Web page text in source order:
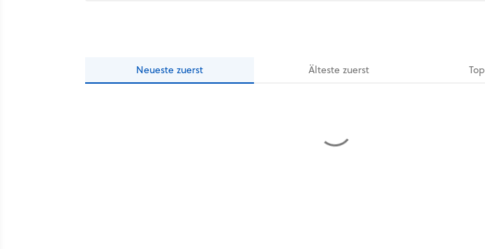
Neueste zuerst Ältestezuerst Top